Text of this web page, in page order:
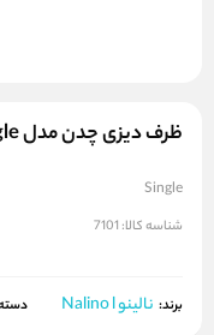
ظرف دیزی چدن مدل Cast Iron Pot Single
Single
شناسه کالا: 7101
برند: نالینو Nalino l